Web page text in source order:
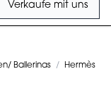
Verkaufe mit uns
Ballerinas /
Hermès